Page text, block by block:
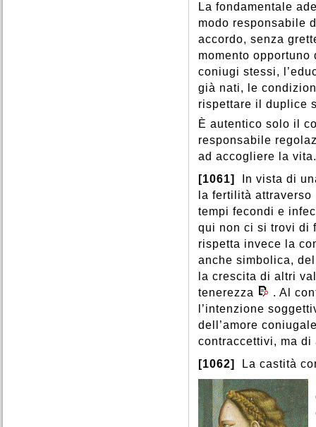
La fondamentale
modo responsabile
accordo, senza
momento
coniugi stessi,
già nati, le
rispettare il duplice
È autentico solo il
responsabile
ad accogliere la vita.
[1061]
In vista di
la fertilità
tempi fecondi e
qui non ci si trovi di
rispetta invece la
anche simbolica,
la crescita di altri
tenerezza
. Al
l’intenzione
dell’amore
contraccettivi, ma
[1062]
La castità